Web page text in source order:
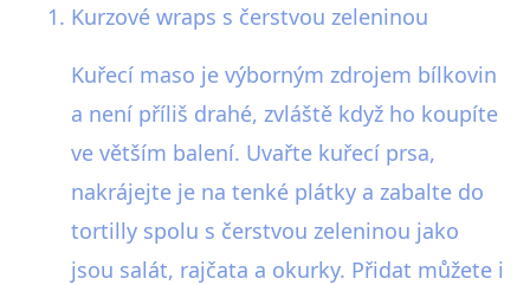
Kurzové wraps s čerstvou zeleninou
Kuřecí maso je výborným zdrojem bílkovin
a není příliš drahé, zvláště když ho koupíte
ve větším balení. Uvařte kuřecí prsa,
nakrájejte je na tenké plátky a zabalte do
tortilly spolu s čerstvou zeleninou jako
jsou salát, rajčata a okurky. Přidat můžete i